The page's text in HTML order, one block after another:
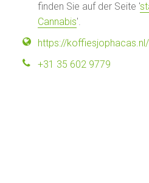
finden Sie auf der Seite '
Cannabis'.
https://koffiesjophacas.nl/
+31 35 602 9779